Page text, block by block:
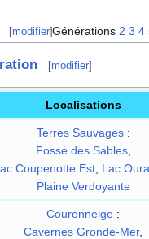
[modifier]Générations 2 3 4
[modifier]
Localisations
Terres Sauvages :
Fosse des Sables,
Coupenotte Est Lac
Plaine Verdoyante
Couronneige :
Cavernes Gronde-Mer,